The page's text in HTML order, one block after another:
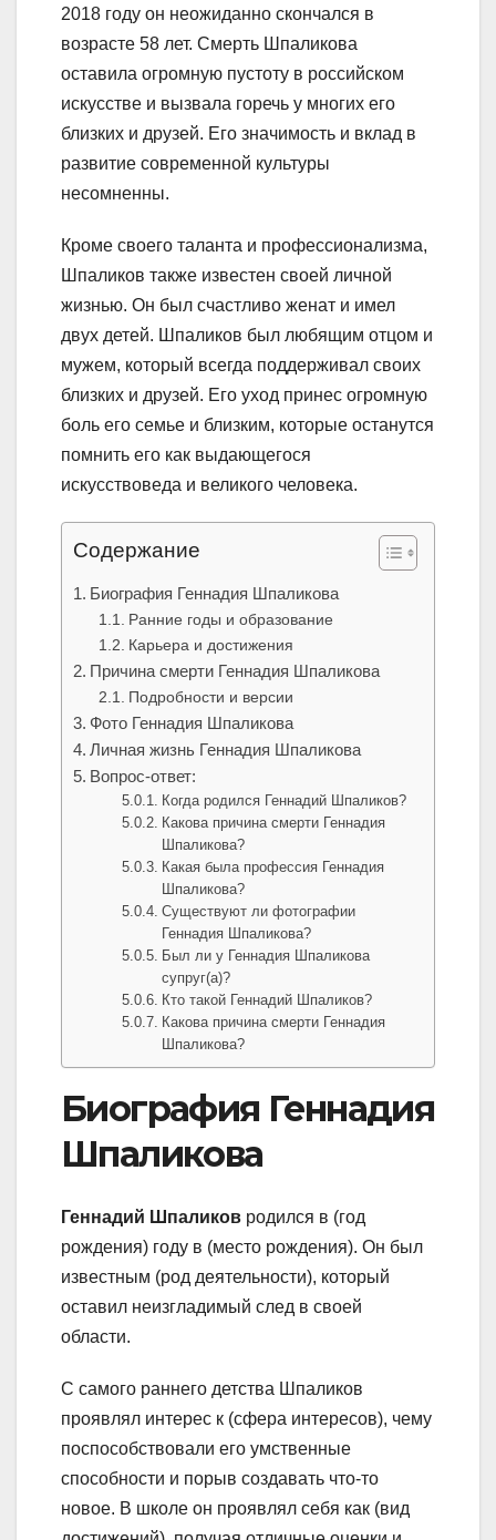
2018 году он неожиданно скончался в
возрасте 58 лет. Смерть Шпаликова
оставила огромную пустоту в российском
искусстве и вызвала горечь у многих его
близких и друзей. Его значимость и вклад в
развитие современной культуры
несомненны.
Кроме своего таланта и профессионализма,
Шпаликов также известен своей личной
жизнью. Он был счастливо женат и имел
двух детей. Шпаликов был любящим отцом и
мужем, который всегда поддерживал своих
близких и друзей. Его уход принес огромную
боль его семье и близким, которые останутся
помнить его как выдающегося
искусствоведа и великого человека.
Содержание
Биография Геннадия Шпаликова
Ранние годы и образование
Карьера и достижения
Причина смерти Геннадия Шпаликова
Подробности и версии
Фото Геннадия Шпаликова
Личная жизнь Геннадия Шпаликова
Вопрос-ответ:
Когда родился Геннадий Шпаликов?
Какова причина смерти Геннадия
Шпаликова?
Какая была профессия Геннадия
Шпаликова?
Существуют ли фотографии
Геннадия Шпаликова?
Был ли у Геннадия Шпаликова
супруг(а)?
Кто такой Геннадий Шпаликов?
Какова причина смерти Геннадия
Шпаликова?
Биография Геннадия
Шпаликова
Геннадий Шпаликов родился в (год
рождения) году в (место рождения). Он был
известным (род деятельности), который
оставил неизгладимый след в своей
области.
С самого раннего детства Шпаликов
проявлял интерес к (сфера интересов), чему
поспособствовали его умственные
способности и порыв создавать что-то
новое. В школе он проявлял себя как (вид